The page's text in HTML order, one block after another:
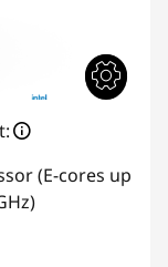
(E-cores up